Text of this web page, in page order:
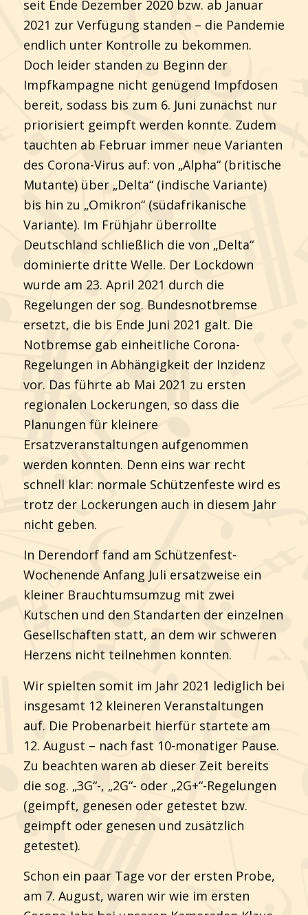
seit Ende Dezember 2020 bzw. ab Januar
2021 zur Verfügung standen – die Pandemie
endlich unter Kontrolle zu bekommen.
Doch leider standen zu Beginn der
Impfkampagne nicht genügend Impfdosen
bereit, sodass bis zum 6. Juni zunächst nur
priorisiert geimpft werden konnte. Zudem
tauchten ab Februar immer neue Varianten
des Corona-Virus auf: von „Alpha“ (britische
Mutante) über „Delta“ (indische Variante)
bis hin zu „Omikron“ (südafrikanische
Variante). Im Frühjahr überrollte
Deutschland schließlich die von „Delta“
dominierte dritte Welle. Der Lockdown
wurde am 23. April 2021 durch die
Regelungen der sog. Bundesnotbremse
ersetzt, die bis Ende Juni 2021 galt. Die
Notbremse gab einheitliche Corona-
Regelungen in Abhängigkeit der Inzidenz
vor. Das führte ab Mai 2021 zu ersten
regionalen Lockerungen, so dass die
Planungen für kleinere
Ersatzveranstaltungen aufgenommen
werden konnten. Denn eins war recht
schnell klar: normale Schützenfeste wird es
trotz der Lockerungen auch in diesem Jahr
nicht geben.
In Derendorf fand am Schützenfest-
Wochenende Anfang Juli ersatzweise ein
kleiner Brauchtumsumzug mit zwei
Kutschen und den Standarten der einzelnen
Gesellschaften statt, an dem wir schweren
Herzens nicht teilnehmen konnten.
Wir spielten somit im Jahr 2021 lediglich bei
insgesamt 12 kleineren Veranstaltungen
auf. Die Probenarbeit hierfür startete am
12. August – nach fast 10-monatiger Pause.
Zu beachten waren ab dieser Zeit bereits
die sog. „3G“-, „2G“- oder „2G+“-Regelungen
(geimpft, genesen oder getestet bzw.
geimpft oder genesen und zusätzlich
getestet).
Schon ein paar Tage vor der ersten Probe,
am 7. August, waren wir wie im ersten